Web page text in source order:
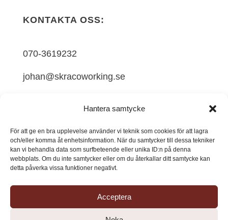
Hantera samtycke
För att ge en bra upplevelse använder vi teknik som cookies för att lagra
och/eller komma åt enhetsinformation. När du samtycker till dessa tekniker
kan vi behandla data som surfbeteende eller unika ID:n på denna
webbplats. Om du inte samtycker eller om du återkallar ditt samtycke kan
detta påverka vissa funktioner negativt.
Acceptera
KONTAKTA OSS:
070-3619232
johan@skracoworking.se
FÖLJ OSS: